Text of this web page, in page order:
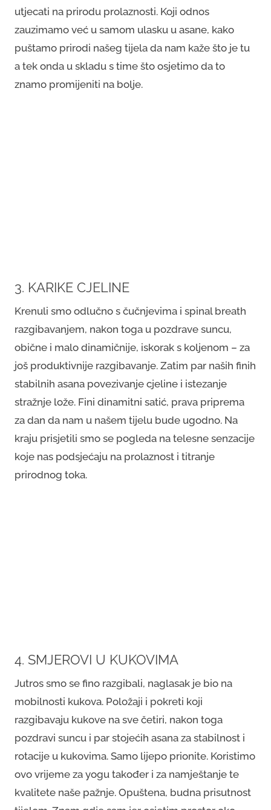
utjecati na prirodu prolaznosti. Koji odnos
zauzimamo već u samom ulasku u asane, kako
puštamo prirodi našeg tijela da nam kaže što je tu
a tek onda u skladu s time što osjetimo da to
znamo promijeniti na bolje.
3. KARIKE CJELINE
Krenuli smo odlučno s čučnjevima i spinal breath
razgibavanjem, nakon toga u pozdrave suncu,
obične i malo dinamičnije, iskorak s koljenom – za
još produktivnije razgibavanje. Zatim par naših finih
stabilnih asana povezivanje cjeline i istezanje
stražnje lože. Fini dinamitni satić, prava priprema
za dan da nam u našem tijelu bude ugodno. Na
kraju prisjetili smo se pogleda na telesne senzacije
koje nas podsjećaju na prolaznost i titranje
prirodnog toka.
4. SMJEROVI U KUKOVIMA
Jutros smo se fino razgibali, naglasak je bio na
mobilnosti kukova. Položaji i pokreti koji
razgibavaju kukove na sve četiri, nakon toga
pozdravi suncu i par stojećih asana za stabilnost i
rotacije u kukovima. Samo lijepo prionite. Koristimo
ovo vrijeme za yogu također i za namještanje te
kvalitete naše pažnje. Opuštena, budna prisutnost